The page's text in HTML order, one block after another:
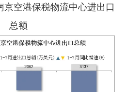
空港保税物流中心进出口
总额